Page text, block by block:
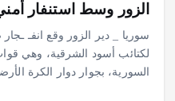
الزور وسط استنفار
سوريا _ دير الزور وقع انفـ
لكتائب أسود الشرقية، وهي
السورية، بجوار دوار الكرة